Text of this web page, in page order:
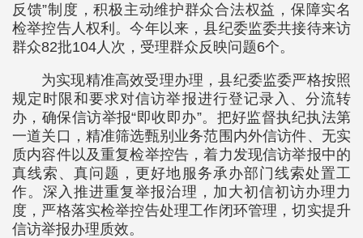
反馈”制度，积极主动维护群众合法权益，保障实名
检举控告人权利。今年以来，县纪委监委共接待来访
群众82批104人次，受理群众反映问题6个。
为实现精准高效受理办理，县纪委监委严格按照
规定时限和要求对信访举报进行登记录入、分流转
办，确保信访举报“即收即办”。把好监督执纪执法第
一道关口，精准筛选甄别业务范围内外信访件、无实
质内容件以及重复检举控告，着力发现信访举报中的
真线索、真问题，更好地服务承办部门线索处置工
作。深入推进重复举报治理，加大初信初访办理力
度，严格落实检举控告处理工作闭环管理，切实提升
信访举报办理质效。